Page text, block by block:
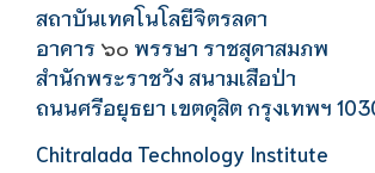
สถาบันเทคโนโลยีจิตรลดา
อาคาร ๖๐ พรรษา ราชสุดาสมภพ
สำนักพระราชวัง สนามเสือป่า
ถนนศรีอยุธยา เขตดุสิต กรุงเทพฯ
Chitralada Technology Institute